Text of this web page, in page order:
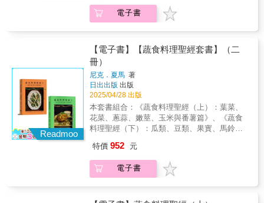
可能。本書深入研究蔬菜類別，從根莖類到豆
類，再到綠葉蔬菜等。作者夏馬介紹了15類蔬
富有創意而平易近人的食譜，利用常見和罕見
的蔬菜，讓餐點更多樣化，提供你美味和營養
兼具的家常烹飪靈感。──深入剖析蔬菜的營
養、歷史與文化背景──本書不只是食譜，更是
一場「蔬菜的知識探索」。每類蔬菜章節不僅
介紹它們的營養價值，還包含其歷史背景、產
地與文化影響，讓你從不同角度理解蔬菜魅
力。──結合科學、營養與實驗精神，發揮蔬菜
最高潛力──結合「農業」、「食品科學」與
「烹飪藝術」，提供最佳烹飪方法，讓蔬菜發
流淚？為何綠葉蔬菜跟番茄放一起容易爛？▌食
品保存學：哪些蔬菜適合冷藏？哪些適合室溫
存放？▌營養吸收原理：維生素A、D、E和K結
電子書
Readmoo
【電子書】【蔬食料理聖經套書】（二
冊）
尼克．夏馬 著
日出出版 出版
2025/04/28 出版
本套書組合：《蔬食料理聖經（上）：葉菜、
花菜、蔥蒜、嫩莖、玉米與番薯篇》、《蔬食
料理聖經（下）：瓜類、豆類、果實、馬鈴薯
蔬菜為主角的健康美味提案：100+家庭食譜 ×
300+烹飪技巧 × 100%植物科學We are what
we eat!!你真的認識每天吃的蔬菜嗎？從產地、
特價 952 元
電子書